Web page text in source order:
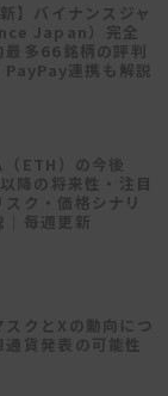
】バイナンスジャ
Japan）完全
最多66銘柄の評判
PayPay連携も解説
（ETH）の今後
降の将来性・注目
ク・価格シナリ
｜毎週更新
スクとXの動向につ
通貨発表の可能性